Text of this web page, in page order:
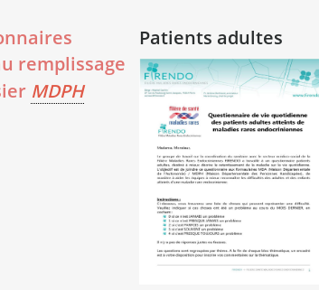
remplissage
MDPH
Patients adultes